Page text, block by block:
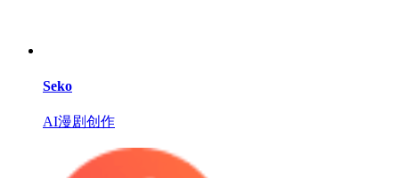
Seko
AI漫剧创作